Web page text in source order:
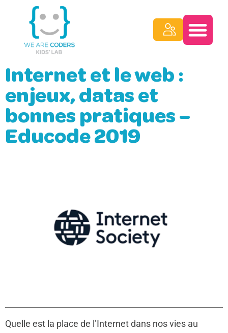
Internet et le web :
enjeux, datas et
bonnes pratiques –
Educode 2019
Quelle est la place de l’Internet dans nos vies au